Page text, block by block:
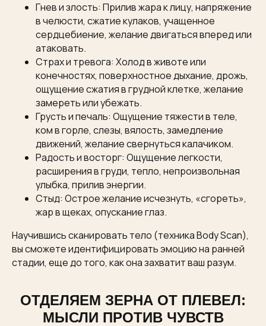
Гнев и злость: Прилив жара к лицу, напряжение
в челюсти, сжатие кулаков, учащенное
сердцебиение, желание двигаться вперед или
атаковать.
Страх и тревога: Холод в животе или
конечностях, поверхностное дыхание, дрожь,
ощущение сжатия в грудной клетке, желание
замереть или убежать.
Грусть и печаль: Ощущение тяжести в теле,
ком в горле, слезы, вялость, замедление
движений, желание свернуться калачиком.
Радость и восторг: Ощущение легкости,
расширения в груди, тепло, непроизвольная
улыбка, прилив энергии.
Стыд: Острое желание исчезнуть, «сгореть»,
жар в щеках, опускание глаз.
Научившись сканировать тело (техника Body Scan),
вы сможете идентифицировать эмоцию на ранней
стадии, еще до того, как она захватит ваш разум.
ОТДЕЛЯЕМ ЗЕРНА ОТ ПЛЕВЕЛ:
МЫСЛИ ПРОТИВ ЧУВСТВ